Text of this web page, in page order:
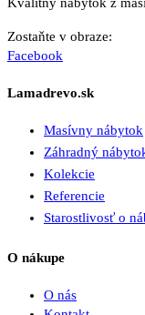
Kvalitný nábytok z
Zostaňte v obraze:
Facebook
Lamadrevo.sk
Masívny nábytok
Záhradný
Kolekcie
Referencie
Starostlivosť o
O nákupe
O nás